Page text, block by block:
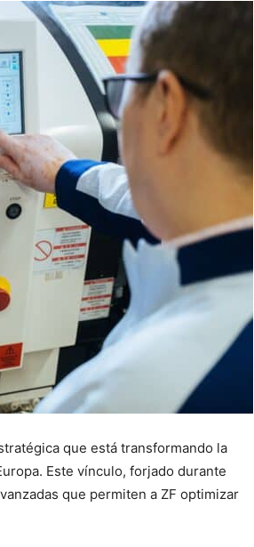
que está transformando la
Este vínculo, forjado durante
que permiten a ZF optimizar